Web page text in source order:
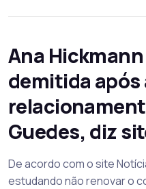
Ana
demitida
Guedes, diz
De acordo com o site
estudando não renovar o